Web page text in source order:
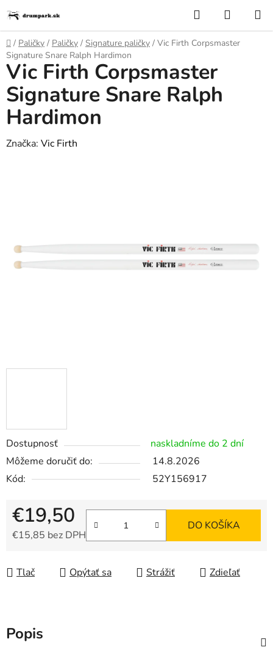
na
obsah
Hľadať
KOŠÍK
Domov
/ Paličky / Paličky / Signature paličky / Vic Firth Corpsmaster
Signature Snare Ralph Hardimon
Dostupnosť
naskladníme do 2 dní
Môžeme doručiť do:
14.8.2026
Kód:
52Y156917
€19,50
€15,85 bez DPH
DO KOŠÍKA
Tlač Opýtať sa Strážiť Zdieľať
Vic Firth Corpsmaster
Signature Snare Ralph
Hardimon
Značka: Vic Firth
Popis